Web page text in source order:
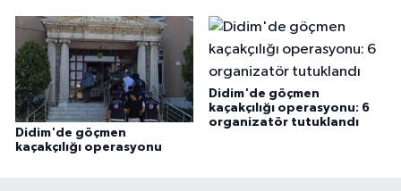
Didim'de göçmen
kaçakçılığı operasyonu
Didim'de göçmen
kaçakçılığı operasyonu: 6
organizatör tutuklandı